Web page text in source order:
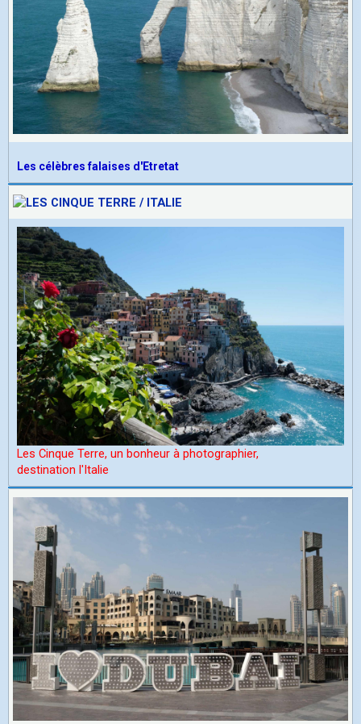
Les célèbres falaises d'Etretat
Les Cinque Terre, un bonheur à photographier,
destination l'Italie